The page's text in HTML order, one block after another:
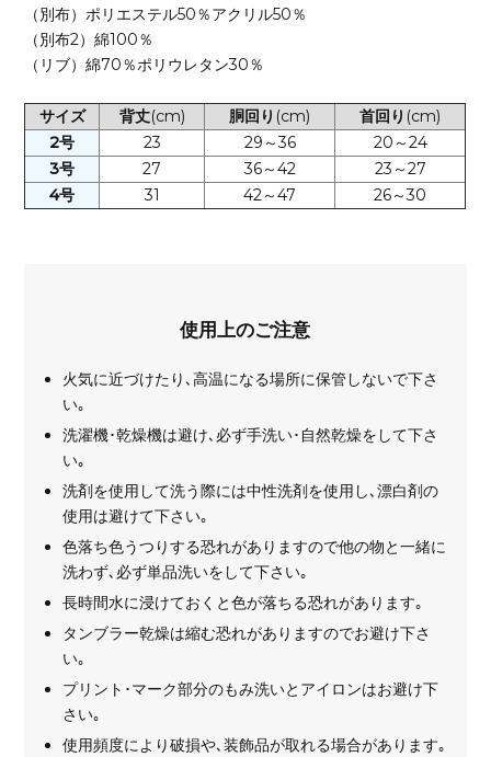
（別布）ポリエステル50％アクリル50％
（別布2）綿100％
（リブ）綿70％ポリウレタン30％
サイズ 背丈(cm) 胴回り (cm) 首回り (cm)
2号
23 29～36
20～24
3号
27 36～42
23～27
4号
31 42～47 26～30
使用上のご注意
火気に近づけたり､高温になる場所に保管しないで下さ
い｡
洗濯機･乾燥機は避け､必ず手洗い･自然乾燥をして下さ
い｡
洗剤を使用して洗う際には中性洗剤を使用し､漂白剤の
使用は避けて下さい｡
色落ち色うつりする恐れがありますので他の物と一緒に
洗わず､必ず単品洗いをして下さい｡
長時間水に浸けておくと色が落ちる恐れがあります｡
タンブラー乾燥は縮む恐れがありますのでお避け下さ
い｡
プリント･マーク部分のもみ洗いとアイロンはお避け下
さい｡
使用頻度により破損や､装飾品が取れる場合があります｡